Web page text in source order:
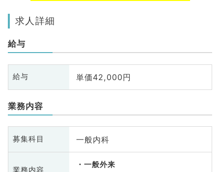
求人詳細
給与
給与 単価42,000円
業務内容
募集科目 一般内科
業務内容
一般外来